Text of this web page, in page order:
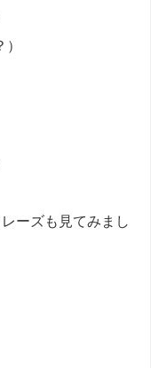
ーズも見てみまし